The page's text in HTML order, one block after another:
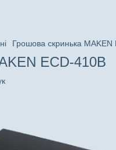
Грошова скринька MAKEN
ECD-410B